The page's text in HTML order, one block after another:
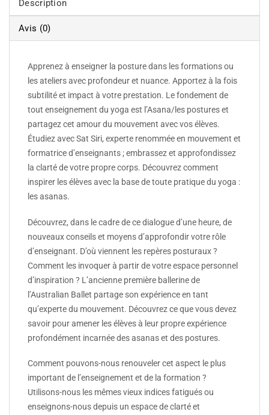
Description
Avis (0)
Apprenez à enseigner la posture dans les formations ou
les ateliers avec profondeur et nuance. Apportez à la fois
subtilité et impact à votre prestation. Le fondement de
tout enseignement du yoga est l’Asana/les postures et
partagez cet amour du mouvement avec vos élèves.
Étudiez avec Sat Siri, experte renommée en mouvement et
formatrice d’enseignants ; embrassez et approfondissez
la clarté de votre propre corps. Découvrez comment
inspirer les élèves avec la base de toute pratique du yoga :
les asanas.
Découvrez, dans le cadre de ce dialogue d’une heure, de
nouveaux conseils et moyens d’approfondir votre rôle
d’enseignant. D’où viennent les repères posturaux ?
Comment les invoquer à partir de votre espace personnel
d’inspiration ? L’ancienne première ballerine de
l’Australian Ballet partage son expérience en tant
qu’experte du mouvement. Découvrez ce que vous devez
savoir pour amener les élèves à leur propre expérience
profondément incarnée des asanas et des postures.
Comment pouvons-nous renouveler cet aspect le plus
important de l’enseignement et de la formation ?
Utilisons-nous les mêmes vieux indices fatigués ou
enseignons-nous depuis un espace de clarté et